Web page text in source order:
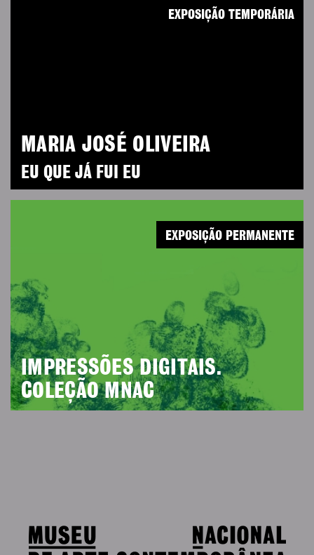
MARIA JOSÉ OLIVEIRA
EU QUE JÁ FUI EU
EXPOSIÇÃO TEMPORÁRIA
IMPRESSÕES DIGITAIS.
COLEÇÃO MNAC
EXPOSIÇÃO PERMANENTE